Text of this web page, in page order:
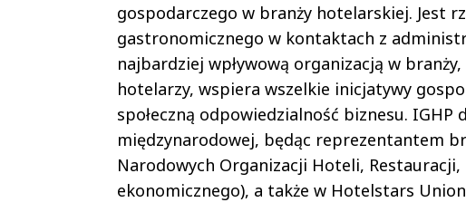
gospodarczego w branży hotelarskiej. Jest
gastronomicznego w kontaktach z
najbardziej wpływową organizacją w
hotelarzy, wspiera wszelkie inicjatywy
społeczną odpowiedzialność biznesu.
międzynarodowej, będąc reprezentantem
Narodowych Organizacji Hoteli,
ekonomicznego), a także w Hotelstars Union